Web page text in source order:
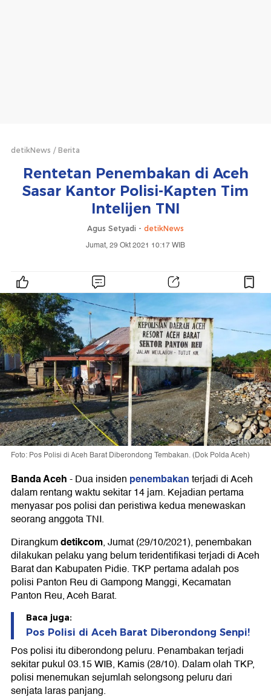
detikNews Berita
Rentetan Penembakan di Aceh
Sasar Kantor Polisi-Kapten Tim
Intelijen TNI
Agus Setyadi - detikNews
Jumat, 29 Okt 2021 10:17 WIB
Foto: Pos Polisi di Aceh Barat Diberondong Tembakan. (Dok Polda Aceh)
Banda Aceh-Dua insiden penembakanterjadi di Aceh
dalam rentang waktu sekitar 14 jam. Kejadian pertama
menyasar pos polisi dan peristiwa kedua menewaskan
seorang anggota TNI.
Dirangkumdetikcom, Jumat (29/10/2021), penembakan
dilakukan pelaku yang belum teridentifikasi terjadi di Aceh
Barat dan Kabupaten Pidie. TKP pertama adalah pos
polisi Panton Reu di Gampong Manggi, Kecamatan
Panton Reu, Aceh Barat.
Baca juga:
Pos Polisi di Aceh Barat Diberondong Senpi!
Pos polisi itu diberondong peluru. Penambakan terjadi
sekitar pukul 03.15 WIB, Kamis (28/10). Dalam olah TKP,
polisi menemukan sejumlah selongsong peluru dari
senjata laras panjang.